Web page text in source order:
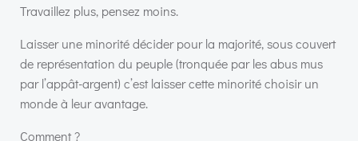
Travaillez plus, pensez moins.
Laisser une minorité décider pour la majorité, sous couvert
de représentation du peuple (tronquée par les abus mus
par l’appât-argent) c’est laisser cette minorité choisir un
monde à leur avantage.
Comment ?